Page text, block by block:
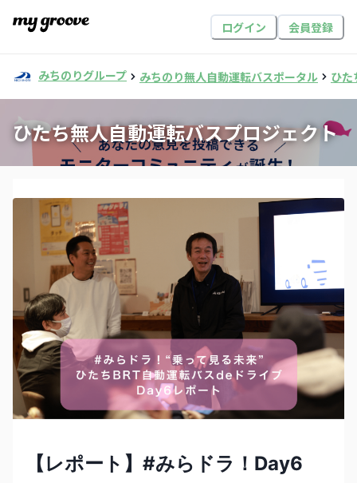
ログイン 会員登録
みちのりグループ みちのり無人自動運転バスポータル ひた
ひたち無人自動運転バスプロジェクト
【レポート】#みらドラ！Day6